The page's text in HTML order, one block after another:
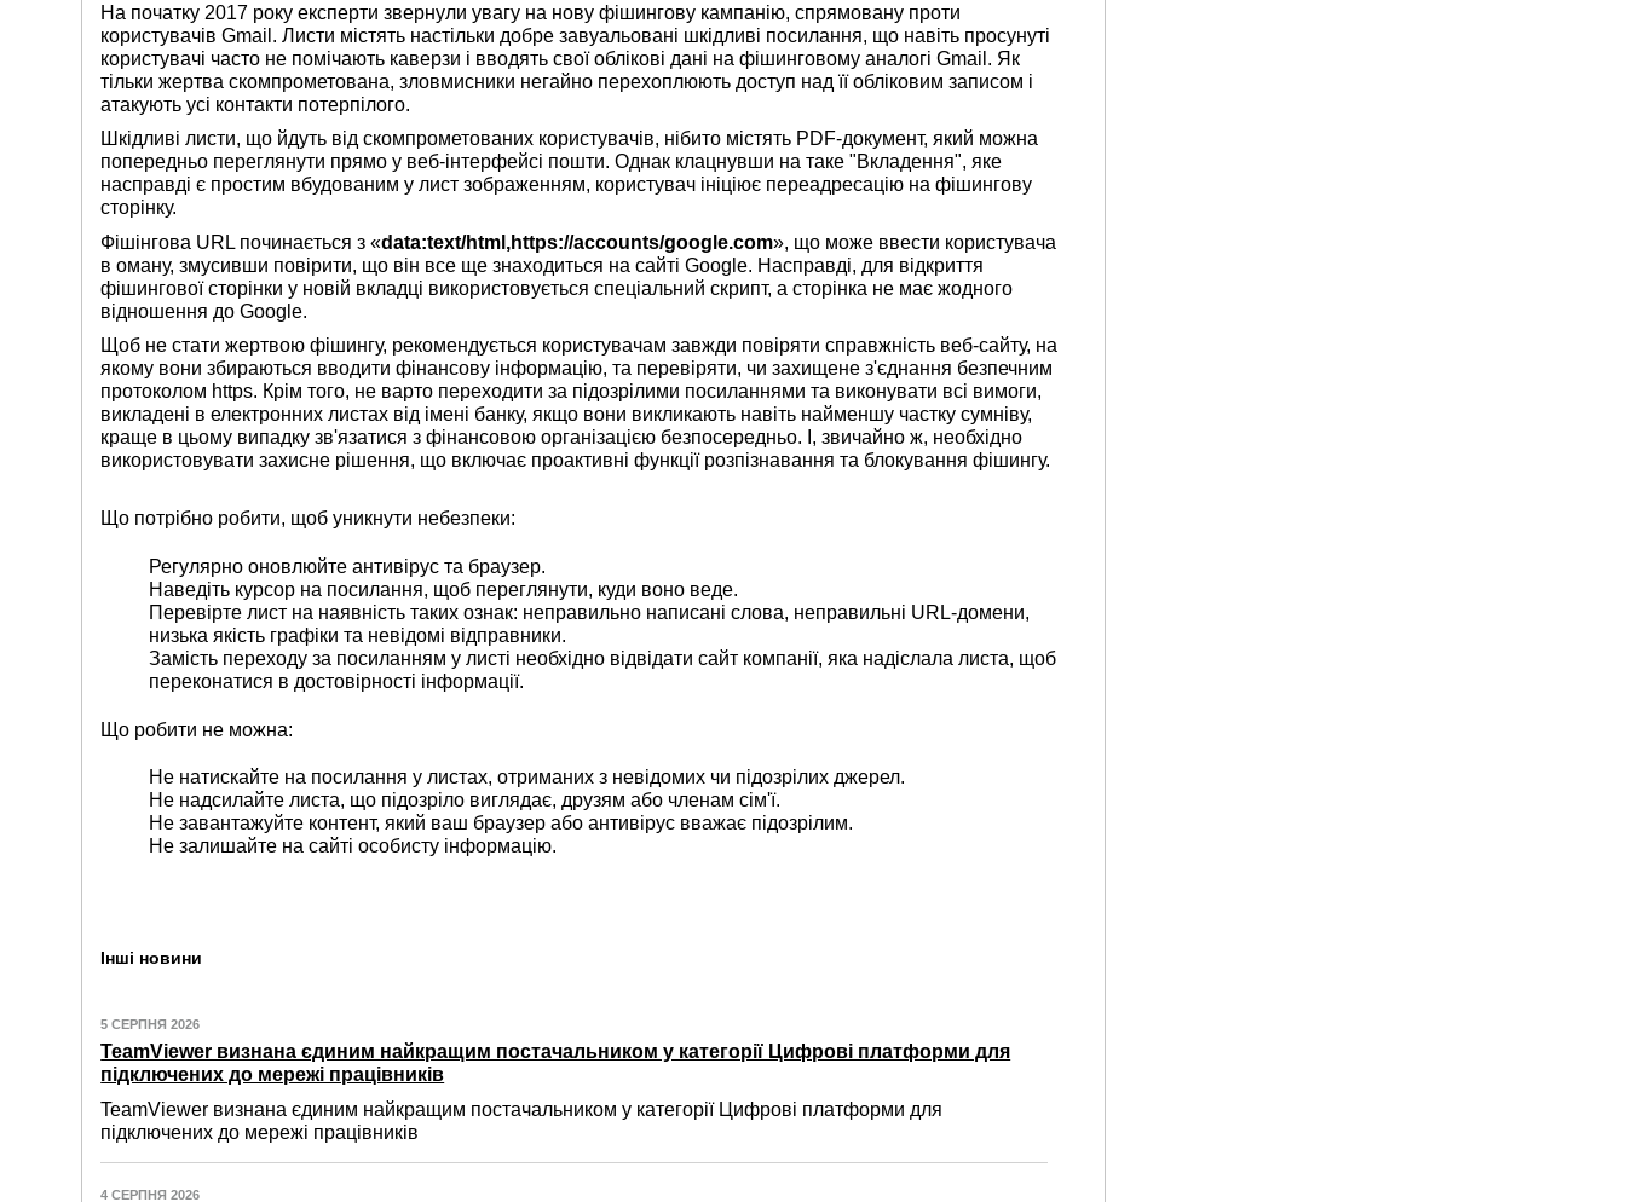
На початку 2017 року експерти звернули увагу на нову фішингову кампанію, спрямовану проти
користувачів Gmail. Листи містять настільки добре завуальовані шкідливі посилання, що навіть просунуті
користувачі часто не помічають каверзи і вводять свої облікові дані на фішинговому аналогі Gmail. Як
тільки жертва скомпрометована, зловмисники негайно перехоплюють доступ над її обліковим записом і
атакують усі контакти потерпілого.
Шкідливі листи, що йдуть від скомпрометованих користувачів, нібито містять PDF-документ, який можна
попередньо переглянути прямо у веб-інтерфейсі пошти. Однак клацнувши на таке "Вкладення", яке
насправді є простим вбудованим у лист зображенням, користувач ініціює переадресацію на фішингову
сторінку.
Фішінгова URL починається з «data:text/html ,https://accounts/google.com», що може ввести користувача
в оману, змусивши повірити, що він все ще знаходиться на сайті Google. Насправді, для відкриття
фішингової сторінки у новій вкладці використовується спеціальний скрипт, а сторінка не має жодного
відношення до Google.
Щоб не стати жертвою фішингу, рекомендується користувачам завжди повіряти справжність веб-сайту, на
якому вони збираються вводити фінансову інформацію, та перевіряти, чи захищене з'єднання безпечним
протоколом https. Крім того, не варто переходити за підозрілими посиланнями та виконувати всі вимоги,
викладені в електронних листах від імені банку, якщо вони викликають навіть найменшу частку сумніву,
краще в цьому випадку зв'язатися з фінансовою організацією безпосередньо. І, звичайно ж, необхідно
використовувати захисне рішення, що включає проактивні функції розпізнавання та блокування фішингу.
Що потрібно робити, щоб уникнути небезпеки:
Регулярно оновлюйте антивірус та браузер.
Наведіть курсор на посилання, щоб переглянути, куди воно веде.
Перевірте лист на наявність таких ознак: неправильно написані слова, неправильні URL-домени,
низька якість графіки та невідомі відправники.
Замість переходу за посиланням у листі необхідно відвідати сайт компанії, яка надіслала листа, щоб
переконатися в достовірності інформації.
Що робити не можна:
Не натискайте на посилання у листах, отриманих з невідомих чи підозрілих джерел.
Не надсилайте листа, що підозріло виглядає, друзям або членам сім'ї.
Не завантажуйте контент, який ваш браузер або антивірус вважає підозрілим.
Не залишайте на сайті особисту інформацію.
Інші новини
5 СЕРПНЯ 2026
TeamViewer визнана єдиним найкращим постачальником у категорії Цифрові платформи для
підключених до мережі працівників
TeamViewer визнана єдиним найкращим постачальником у категорії Цифрові платформи для
підключених до мережі працівників
4 СЕРПНЯ 2026